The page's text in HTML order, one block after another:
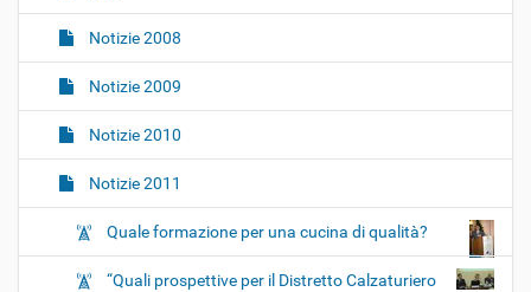
Notizie 2008
Notizie 2009
Notizie 2010
Notizie 2011
Quale formazione per una cucina di qualità?
“Quali prospettive per il Distretto Calzaturiero